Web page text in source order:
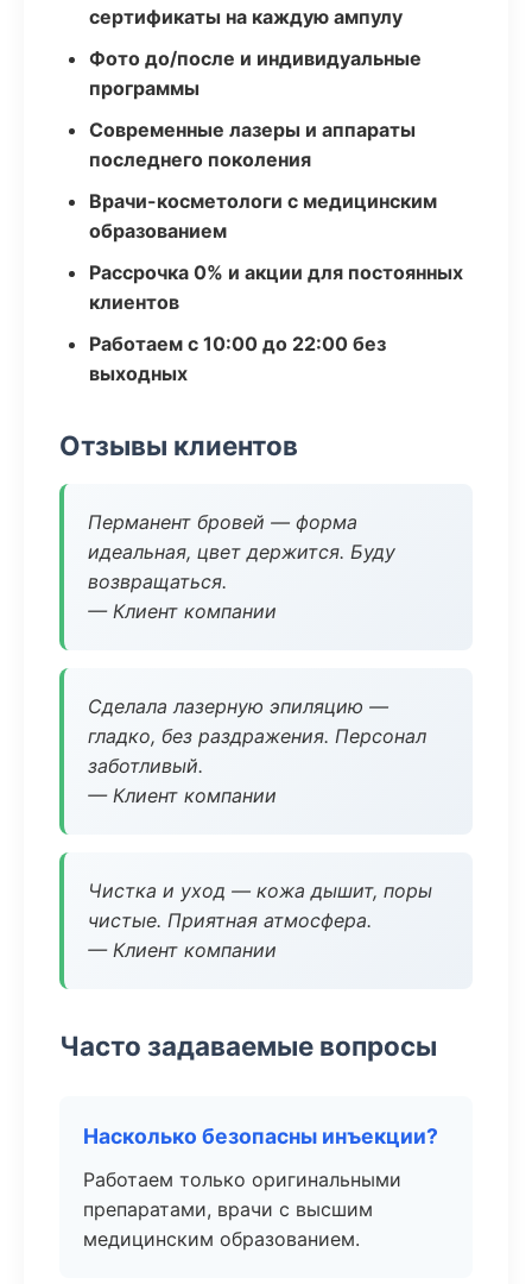
сертификаты на каждую ампулу
Фото до/после и индивидуальные
программы
Современные лазеры и аппараты
последнего поколения
Врачи-косметологи с медицинским
образованием
Рассрочка 0% и акции для постоянных
клиентов
Работаем с 10:00 до 22:00 без
выходных
Отзывы клиентов
Перманент бровей — форма
идеальная, цвет держится. Буду
возвращаться.
— Клиент компании
Сделала лазерную эпиляцию —
гладко, без раздражения. Персонал
заботливый.
— Клиент компании
Чистка и уход — кожа дышит, поры
чистые. Приятная атмосфера.
— Клиент компании
Часто задаваемые вопросы
Насколько безопасны инъекции?
Работаем только оригинальными
препаратами, врачи с высшим
медицинским образованием.